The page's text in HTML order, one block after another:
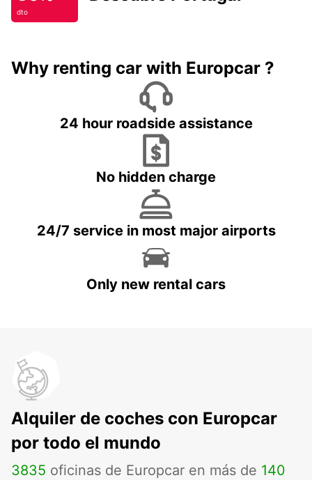
dto
Why renting car with Europcar ?
24 hour roadside assistance
No hidden charge
24/7 service in most major airports
Only new rental cars
Alquiler de coches con Europcar
por todo el mundo
3835 oficinas de Europcar en más de 140